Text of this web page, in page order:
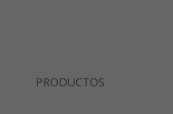
PRODUCTOS